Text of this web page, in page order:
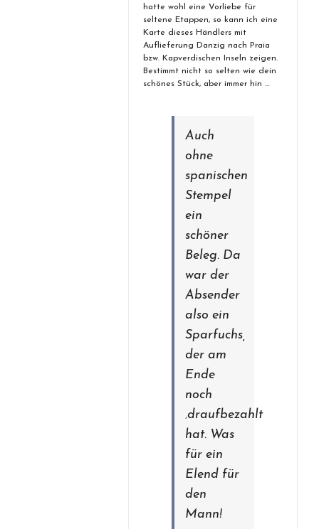
hatte wohl eine Vorliebe für
seltene Etappen, so kann ich eine
Karte dieses Händlers mit
Auflieferung Danzig nach Praia
bzw. Kapverdischen Inseln zeigen.
Bestimmt nicht so selten wie dein
schönes Stück, aber immer hin …
Auch
ohne
spanischen
Stempel
ein
schöner
Beleg. Da
war der
Absender
also ein
Sparfuchs,
der am
Ende
noch
‚draufbezahlt
hat. Was
für ein
Elend für
den
Mann!